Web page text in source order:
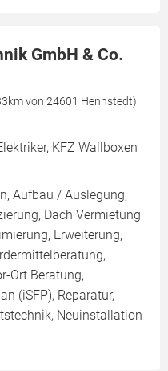
GmbH & Co.
von 24601 Hennstedt)
KFZ Wallboxen
Aufbau / Auslegung,
Dach Vermietung
Erweiterung,
Ort Beratung,
(iSFP), Reparatur,
Neuinstallation